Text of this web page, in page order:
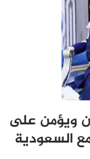
ويؤمن على
السعودية